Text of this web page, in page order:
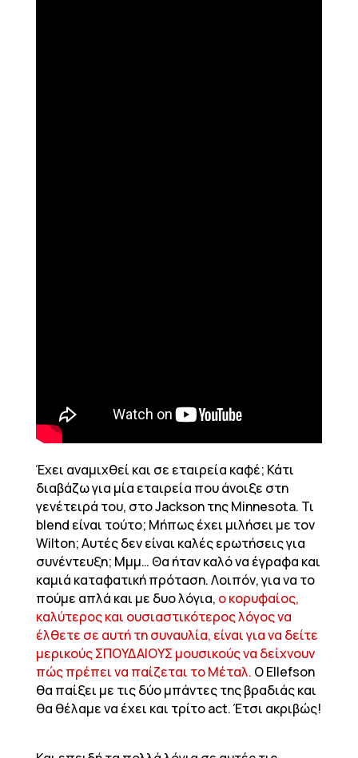
Έχει αναμιχθεί και σε εταιρεία καφέ; Κάτι
διαβάζω για μία εταιρεία που άνοιξε στη
γενέτειρά του, στο Jackson της Minnesota. Τι
blend είναι τούτο; Μήπως έχει μιλήσει με τον
Wilton; Αυτές δεν είναι καλές ερωτήσεις για
συνέντευξη; Μμμ… Θα ήταν καλό να έγραφα και
καμιά καταφατική πρόταση. Λοιπόν, για να το
πούμε απλά και με δυο λόγια, ο κορυφαίος,
καλύτερος και ουσιαστικότερος λόγος να
έλθετε σε αυτή τη συναυλία, είναι για να δείτε
μερικούς ΣΠΟΥΔΑΙΟΥΣ μουσικούς να δείχνουν
πώς πρέπει να παίζεται το Μέταλ. Ο Ellefson
θα παίξει με τις δύο μπάντες της βραδιάς και
θα θέλαμε να έχει και τρίτο act. Έτσι ακριβώς!